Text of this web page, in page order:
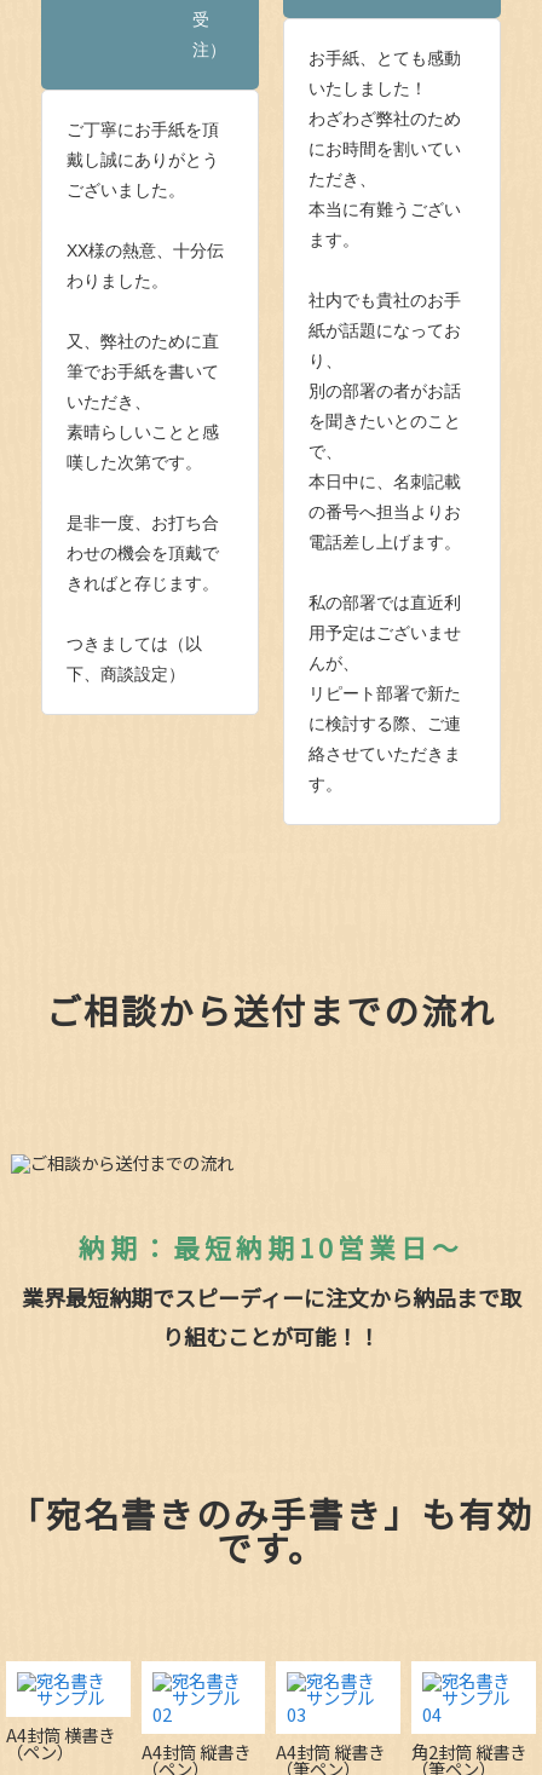
受
注）
ご丁寧にお手紙を頂
戴し誠にありがとう
ございました。
XX様の熱意、十分伝
わりました。
又、弊社のために直
筆でお手紙を書いて
いただき、
素晴らしいことと感
嘆した次第です。
是非一度、お打ち合
わせの機会を頂戴で
きればと存じます。
つきましては（以
下、商談設定）
お手紙、とても感動
いたしました！
わざわざ弊社のため
にお時間を割いてい
ただき、
本当に有難うござい
ます。
社内でも貴社のお手
紙が話題になってお
り、
別の部署の者がお話
を聞きたいとのこと
で、
本日中に、名刺記載
の番号へ担当よりお
電話差し上げます。
私の部署では直近利
用予定はございませ
んが、
リピート部署で新た
に検討する際、ご連
絡させていただきま
す。
ご相談から送付までの流れ
納期：最短納期10営業日～
業界最短納期でスピーディーに注文から納品まで取
り組むことが可能！！
「宛名書きのみ手書き」も有効
です。
A4封筒 横書き
（ペン） A4封筒 縦書き
（ペン）
A4封筒 縦書き
（筆ペン）
角2封筒 縦書き
（筆ペン）